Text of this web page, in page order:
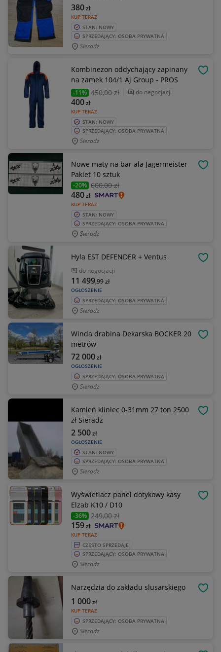
KUP TERAZ
380zł
STAN: NOWY
SPRZEDAJĄCY: OSOBA PRYWATNA
Sieradz
Kombinezon oddychający zapinany
na zamek 104/1 Aj Group - PROS
-11% 450,00 zł do negocjacji
KUP TERAZ
400zł
STAN: NOWY
SPRZEDAJĄCY: OSOBA PRYWATNA
Sieradz
Nowe maty na bar ala Jagermeister
Pakiet 10 sztuk
-20% 600,00 zł
KUP TERAZ
480zł
STAN: NOWY
SPRZEDAJĄCY: OSOBA PRYWATNA
Sieradz
Hyla EST DEFENDER + Ventus
do negocjacji
OGŁOSZENIE
11 499,99zł
SPRZEDAJĄCY: OSOBA PRYWATNA
Sieradz
Winda drabina Dekarska BOCKER 20
metrów
OGŁOSZENIE
72 000zł
SPRZEDAJĄCY: OSOBA PRYWATNA
Sieradz
Kamień kliniec 0-31mm 27 ton 2500
zł Sieradz
OGŁOSZENIE
2 500zł
STAN: NOWY
SPRZEDAJĄCY: OSOBA PRYWATNA
Sieradz
Wyświetlacz panel dotykowy kasy
Elzab K10 / D10
-36% 249,00 zł
KUP TERAZ
159zł
CZĘSTO SPRZEDAJE
SPRZEDAJĄCY: OSOBA PRYWATNA
Sieradz
Narzędzia do zakładu slusarskiego
KUP TERAZ
1 000zł
SPRZEDAJĄCY: OSOBA PRYWATNA
Sieradz